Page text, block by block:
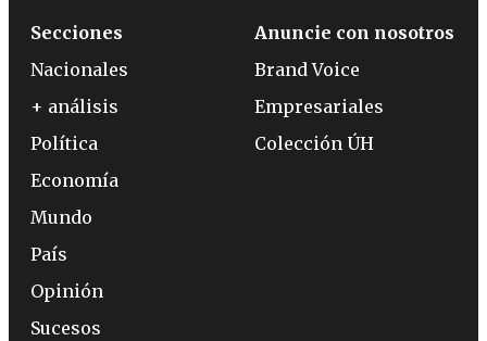
Secciones
Nacionales
+ análisis
Política
Economía
Mundo
País
Opinión
Sucesos
Anuncie con nosotros
Brand Voice
Empresariales
Colección ÚH